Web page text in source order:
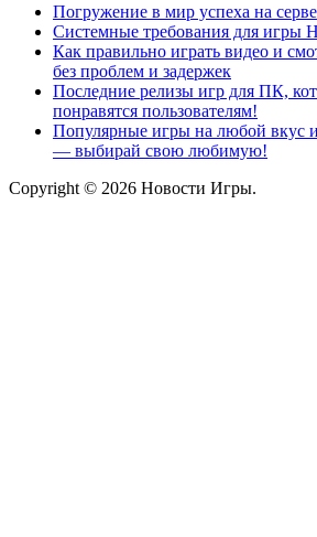
Погружение в мир успеха на
Системные требования для игры
Как правильно играть видео и
без проблем и задержек
Последние релизы игр для ПК,
понравятся пользователям!
Популярные игры на любой вкус и
— выбирай свою любимую!
Copyright © 2026 Новости Игры.